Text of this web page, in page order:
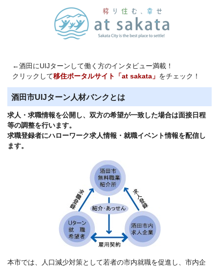
←酒田にUIJターンして働く方のインタビュー満載！
クリックして移住ポータルサイト「at sakata」 をチェック！
酒田市UIJターン人材バンクとは
求人・求職情報を公開し、双方の希望が一致した場合は面接日程
等の調整を行います。
求職登録者にハローワーク求人情報・就職イベント情報を配信し
ます。
本市では、人口減少対策として若者の市内就職を促進し、市内企